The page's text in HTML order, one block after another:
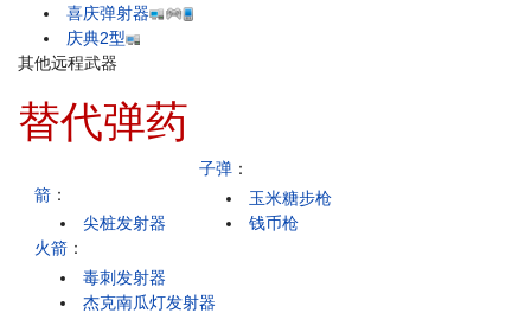
喜庆弹射器
庆典2型
其他远程武器
替代弹药
箭 ：
尖桩发射器
子弹 ：
玉米糖步枪
钱币枪
火箭 ：
毒刺发射器
杰克南瓜灯发射器